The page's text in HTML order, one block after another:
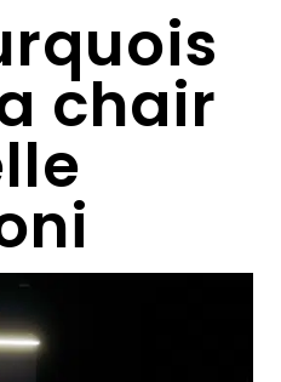
chair